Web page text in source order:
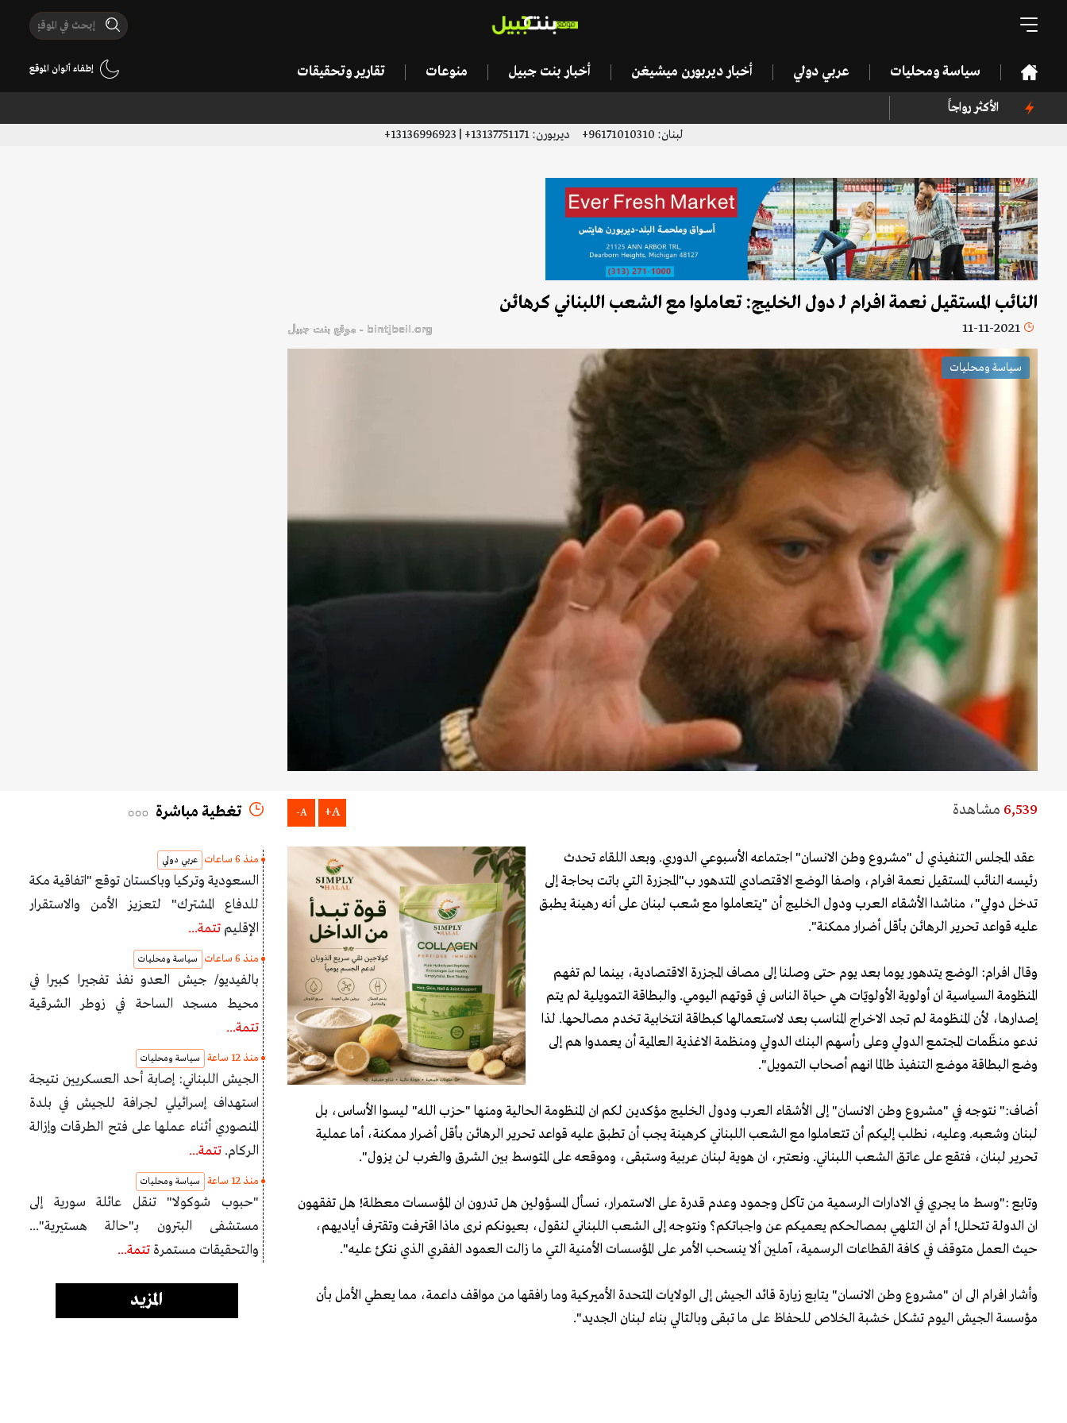
سياسة ومحليات عربي دولي أخبار ديربورن ميشيغن أخبار بنت جبيل منوعات تقارير وتحقيقات إطفاء ألوان الموقع
الأكثر رواجاً
لبنان: 96171010310+ ديربورن: 13137751171+ | 13136996923+
النائب المستقيل نعمة افرام لـ دول الخليج: تعاملوا مع الشعب اللبناني كرهائن
11-11-2021 bintjbeil.org - موقع بنت جبيل
سياسة ومحليات
6,539 مشاهدة A+
A-
عقد المجلس التنفيذي ل "مشروع وطن الانسان" اجتماعه الأسبوعي الدوري. وبعد اللقاء تحدث
رئيسه النائب المستقيل نعمة افرام، واصفا الوضع الاقتصادي المتدهور ب"المجزرة التي باتت بحاجة إلى
تدخل دولي"، مناشدا الأشقاء العرب ودول الخليج أن "يتعاملوا مع شعب لبنان على أنه رهينة يطبق
عليه قواعد تحرير الرهائن بأقل أضرار ممكنة".
وقال افرام: الوضع يتدهور يوما بعد يوم حتى وصلنا إلى مصاف المجزرة الاقتصادية، بينما لم تفهم
المنظومة السياسية ان أولوية الأولويّات هي حياة الناس في قوتهم اليومي. والبطاقة التمويلية لم يتم
إصدارها، لأن المنظومة لم تجد الاخراج المناسب بعد لاستعمالها كبطاقة انتخابية تخدم مصالحها. لذا
ندعو منظّمات المجتمع الدولي وعلى رأسهم البنك الدولي ومنظمة الاغذية العالمية أن يعمدوا هم إلى
وضع البطاقة موضع التنفيذ طالما انهم أصحاب التمويل".
أضاف:" نتوجه في "مشروع وطن الانسان" إلى الأشقاء العرب ودول الخليج مؤكدين لكم ان المنظومة الحالية ومنها "حزب الله" ليسوا الأساس، بل
لبنان وشعبه. وعليه، نطلب إليكم أن تتعاملوا مع الشعب اللبناني كرهينة يجب أن تطبق عليه قواعد تحرير الرهائن بأقل أضرار ممكنة، أما عملية
تحرير لبنان، فتقع على عاتق الشعب اللبناني. ونعتبر، ان هوية لبنان عربية وستبقى، وموقعه على المتوسط بين الشرق والغرب لن يزول".
وتابع :"وسط ما يجري في الادارات الرسمية من تآكل وجمود وعدم قدرة على الاستمرار، نسأل المسؤولين هل تدرون ان المؤسسات معطلة! هل تفقهون
ان الدولة تتحلل! أم ان التلهي بمصالحكم يعميكم عن واجباتكم؟ ونتوجه إلى الشعب اللبناني لنقول، بعيونكم نرى ماذا اقترفت وتقترف أياديهم،
حيث العمل متوقف في كافة القطاعات الرسمية، آملين ألا ينسحب الأمر على المؤسسات الأمنية التي ما زالت العمود الفقري الذي نتكئ عليه".
وأشار افرام الى ان "مشروع وطن الانسان" يتابع زيارة قائد الجيش إلى الولايات المتحدة الأميركية وما رافقها من مواقف داعمة، مما يعطي الأمل بأن
مؤسسة الجيش اليوم تشكل خشبة الخلاص للحفاظ على ما تبقى وبالتالي بناء لبنان الجديد".
تغطية مباشرة
منذ 6 ساعات عربي دولي
السعودية وتركيا وباكستان توقع "اتفاقية مكة
للدفاع المشترك" لتعزيز الأمن والاستقرار
الإقليم تتمة...
منذ 6 ساعات سياسة ومحليات
بالفيديو/ جيش العدو نفذ تفجيرا كبيرا في
محيط مسجد الساحة في زوطر الشرقية
تتمة...
منذ 12 ساعة سياسة ومحليات
الجيش اللبناني: إصابة أحد العسكريين نتيجة
استهداف إسرائيلي لجرافة للجيش في بلدة
المنصوري أثناء عملها على فتح الطرقات وإزالة
الركام. تتمة...
منذ 12 ساعة سياسة ومحليات
"حبوب شوكولا" تنقل عائلة سورية إلى
مستشفى البترون بـ"حالة هستيرية"...
والتحقيقات مستمرة تتمة...
المزيد